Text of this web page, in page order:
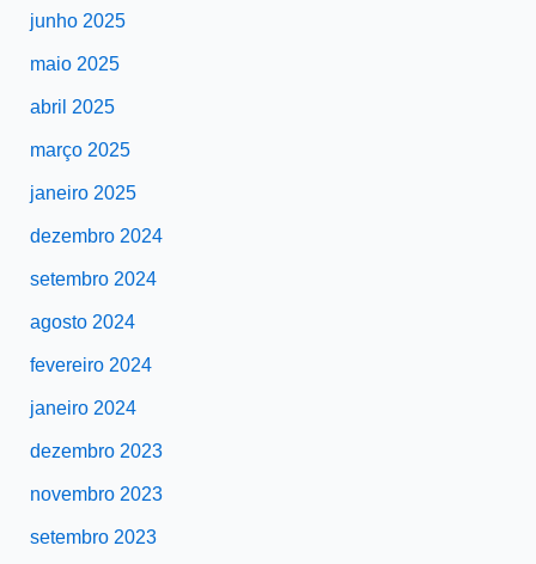
junho 2025
maio 2025
abril 2025
março 2025
janeiro 2025
dezembro 2024
setembro 2024
agosto 2024
fevereiro 2024
janeiro 2024
dezembro 2023
novembro 2023
setembro 2023